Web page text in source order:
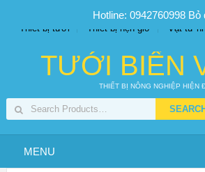
SP PHUN SƯƠNG GIÁ TỐT Bộ
Thiết bị tưới
Thiết bị hẹn giờ Vật tư
TƯỚI BIỂN
THIẾT BỊ NÔNG NGHIỆP HIỆN
MENU
Hotline: 0942760998 Bỏ